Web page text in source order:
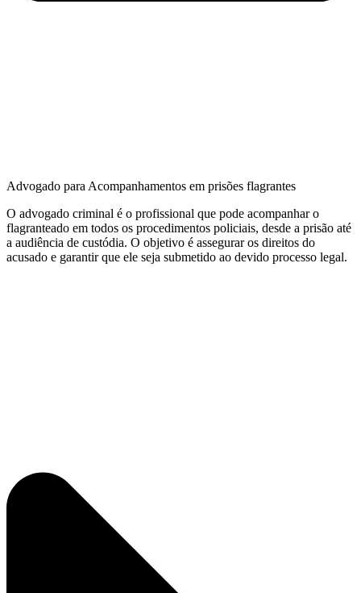
Advogado para Acompanhamentos em prisões flagrantes
O advogado criminal é o profissional que pode acompanharo
flagranteado em todos os procedimentos policiais, desde a prisão até
a audiência de custódia. O objetivo é asseguraros direitos do
acusado e garantirque ele seja submetido ao devido processo legal.